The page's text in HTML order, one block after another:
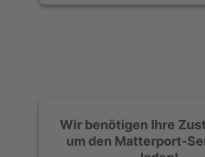
Wir benötigen Ihre
um den Matterport-